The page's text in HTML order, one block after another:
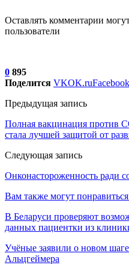
Оставлять комментарии
пользователи
0 895
Поделится VKOK.ruFacebook
Предыдущая запись
Полная вакцинация против
стала лучшей защитой от
Следующая запись
Онконастороженность ради
Вам также могут понравиться
В Беларуси проверяют
данных пациентки из
Учёные заявили о новом
Альцгеймера